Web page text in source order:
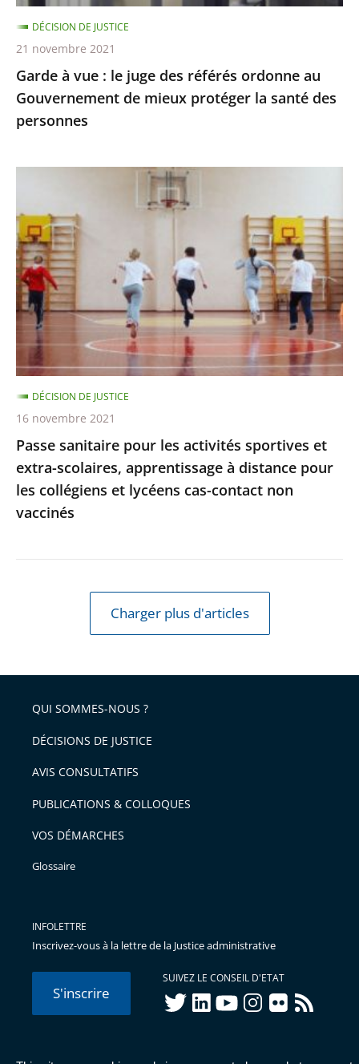
au
Gouvernement
de
mieux
protéger
la
des
Garde à vue : le juge des référés ordonne au
Gouvernement de mieux protéger la santé des
personnes
DÉCISION DE JUSTICE
21 novembre 2021
pour
les
activités
sportives
et
extra-
scolaires,
apprentissage
à
distance
pour
les
collégiens
et
Passe sanitaire pour les activités sportives et
extra-scolaires, apprentissage à distance pour
les collégiens et lycéens cas-contact non
vaccinés
DÉCISION DE JUSTICE
16 novembre 2021
Charger plus d'articles
QUI SOMMES-NOUS ?
DÉCISIONS DE JUSTICE
AVIS CONSULTATIFS
PUBLICATIONS & COLLOQUES
VOS DÉMARCHES
Glossaire
INFOLETTRE
Inscrivez-vous à la lettre de la Justice administrative
S'inscrire
SUIVEZ LE CONSEIL D'ETAT
twitterlinkedInyoutubeinstagram
flickr rss